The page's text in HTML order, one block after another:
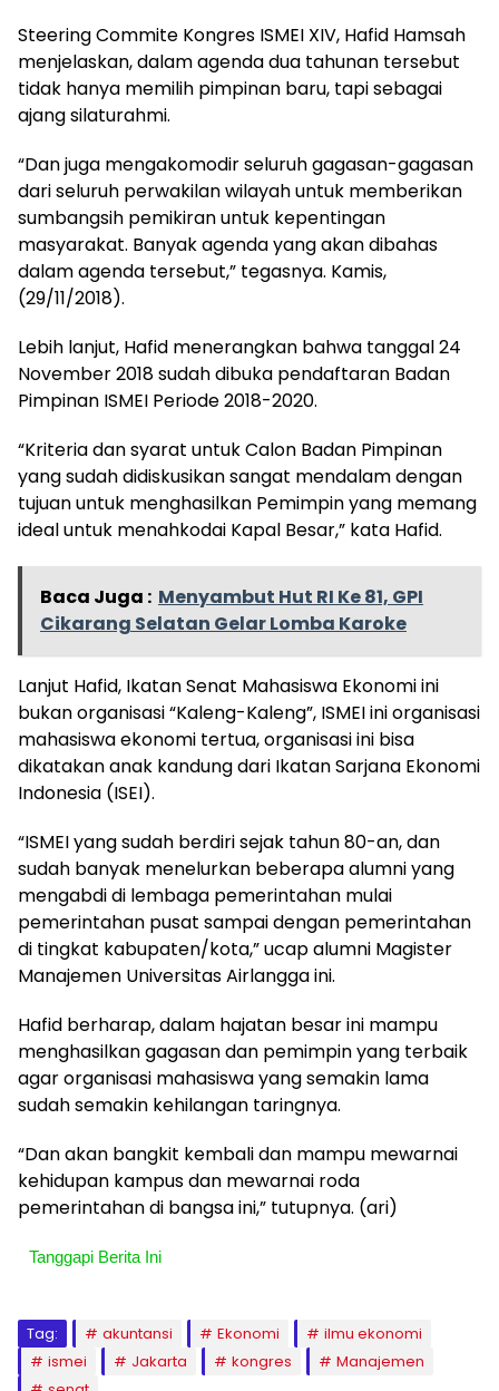
Steering Commite Kongres ISMEI XIV, Hafid Hamsah
menjelaskan, dalam agenda dua tahunan tersebut
tidak hanya memilih pimpinan baru, tapi sebagai
ajang silaturahmi.
“Dan juga mengakomodir seluruh gagasan-gagasan
dari seluruh perwakilan wilayah untuk memberikan
sumbangsih pemikiran untuk kepentingan
masyarakat. Banyak agenda yang akan dibahas
dalam agenda tersebut,” tegasnya. Kamis,
(29/11/2018).
Lebih lanjut, Hafid menerangkan bahwa tanggal 24
November 2018 sudah dibuka pendaftaran Badan
Pimpinan ISMEI Periode 2018-2020.
“Kriteria dan syarat untuk Calon Badan Pimpinan
yang sudah didiskusikan sangat mendalam dengan
tujuan untuk menghasilkan Pemimpin yang memang
ideal untuk menahkodai Kapal Besar,” kata Hafid.
Baca Juga : Menyambut Hut RI Ke 81, GPI
Cikarang Selatan Gelar Lomba Karoke
Lanjut Hafid, Ikatan Senat Mahasiswa Ekonomi ini
bukan organisasi “Kaleng-Kaleng”, ISMEI ini organisasi
mahasiswa ekonomi tertua, organisasi ini bisa
dikatakan anak kandung dari Ikatan Sarjana Ekonomi
Indonesia (ISEI).
“ISMEI yang sudah berdiri sejak tahun 80-an, dan
sudah banyak menelurkan beberapa alumni yang
mengabdi di lembaga pemerintahan mulai
pemerintahan pusat sampai dengan pemerintahan
di tingkat kabupaten/kota,” ucap alumni Magister
Manajemen Universitas Airlangga ini.
Hafid berharap, dalam hajatan besar ini mampu
menghasilkan gagasan dan pemimpin yang terbaik
agar organisasi mahasiswa yang semakin lama
sudah semakin kehilangan taringnya.
“Dan akan bangkit kembali dan mampu mewarnai
kehidupan kampus dan mewarnai roda
pemerintahan di bangsa ini,” tutupnya. (ari)
Tanggapi Berita Ini
Tag: akuntansi Ekonomi
ilmu ekonomi
ismei
Jakarta kongres
Manajemen